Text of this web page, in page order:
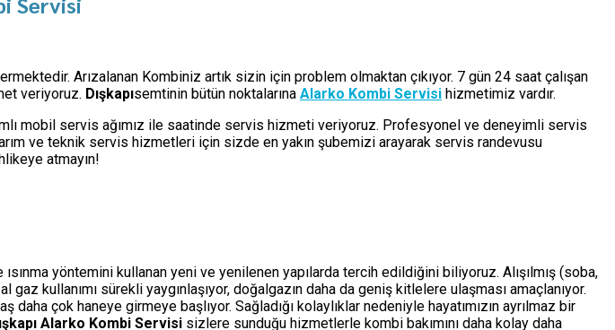
Arızalanan Kombiniz artık sizin için problem olmaktan çıkıyor. 7 gün 24 saat çalışan
veriyoruz. Dışkapısemtinin bütün noktalarına Alarko Kombi Servisi hizmetimiz vardır.
mobil servis ağımız ile saatinde servis hizmeti veriyoruz. Profesyonel ve deneyimli servis
ve teknik servis hizmetleri için sizde en yakın şubemizi arayarak servis randevusu
atmayın!
ısınma yöntemini kullanan yeni ve yenilenen yapılarda tercih edildiğini biliyoruz. Alışılmış (soba,
kullanımı sürekli yaygınlaşıyor, doğalgazın daha da geniş kitlelere ulaşması amaçlanıyor.
çok haneye girmeye başlıyor. Sağladığı kolaylıklar nedeniyle hayatımızın ayrılmaz bir
Alarko Kombi Servisi sizlere sunduğu hizmetlerle kombi bakımını daha kolay daha